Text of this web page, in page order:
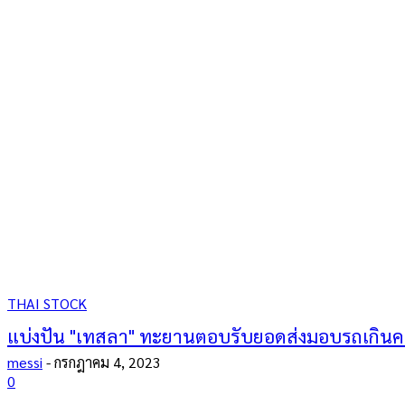
THAI STOCK
แบ่งปัน "เทสลา" ทะยานตอบรับยอดส่งมอบรถเกิน
messi -กรกฎาคม 4, 2023
0